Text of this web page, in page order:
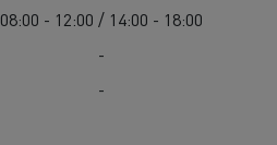
08:00 - 12:00 / 14:00 - 18:00
-
-